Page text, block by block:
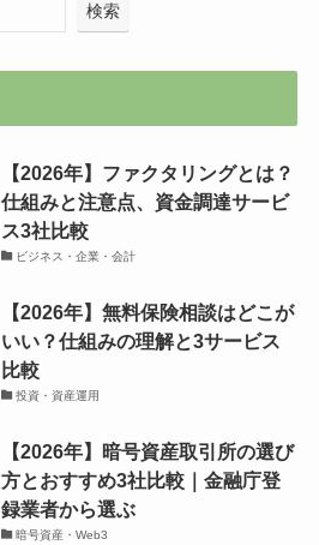
検索
【2026年】ファクタリングとは？
仕組みと注意点、資金調達サービ
ス3社比較
ビジネス・企業・会計
【2026年】無料保険相談はどこが
いい？仕組みの理解と3サービス
比較
投資・資産運用
【2026年】暗号資産取引所の選び
方とおすすめ3社比較｜金融庁登
録業者から選ぶ
暗号資産・Web3